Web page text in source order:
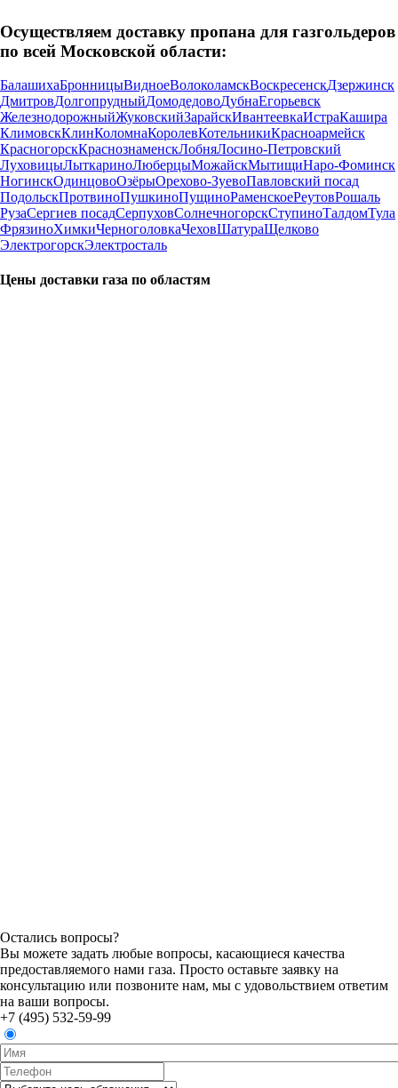
Осуществляем доставку пропана для газгольдеров
по всей Московской области:
БалашихаБронницыВидноеВолоколамскВоскресенскДзержинск
ДмитровДолгопрудныйДомодедовоДубнаЕгорьевск
ЖелезнодорожныйЖуковскийЗарайскИвантеевкаИстраКашира
КлимовскКлинКоломнаКоролевКотельникиКрасноармейск
КрасногорскКраснознаменскЛобняЛосино-Петровский
ЛуховицыЛыткариноЛюберцыМожайскМытищиНаро-Фоминск
НогинскОдинцовоОзёрыОрехово-ЗуевоПавловский посад
ПодольскПротвиноПушкиноПущиноРаменскоеРеутовРошаль
РузаСергиев посадСерпуховСолнечногорскСтупиноТалдомТула
ФрязиноХимкиЧерноголовкаЧеховШатураЩелково
ЭлектрогорскЭлектросталь
Цены доставки газа по областям
Остались вопросы?
Вы можете задать любые вопросы, касающиеся качества
предоставляемого нами газа. Просто оставьте заявку на
консультацию или позвоните нам, мы с удовольствием ответим
на ваши вопросы.
+7 (495) 532-59-99